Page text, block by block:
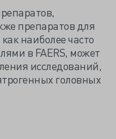
препаратов для
наиболее часто
в FAERS, может
исследований,
головных